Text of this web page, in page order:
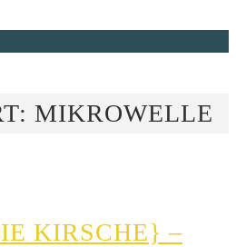
MIKROWELLE
KIRSCHE} –